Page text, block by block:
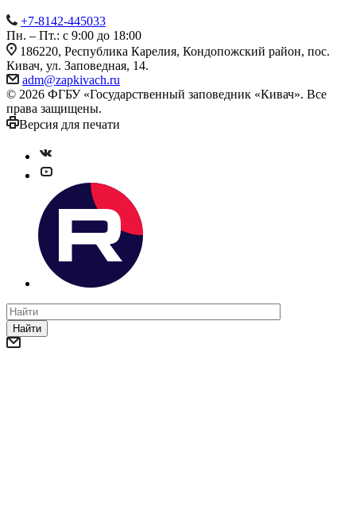
+7-8142-445033
Пн. – Пт.: с 9:00 до 18:00
186220, Республика Карелия, Кондопожский район, пос.
Кивач, ул. Заповедная, 14.
adm@zapkivach.ru
© 2026 ФГБУ «Государственный заповедник «Кивач». Все
права защищены.
Версия для печати
Найти